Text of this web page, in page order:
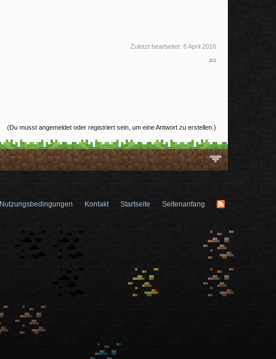
Zuletzt bearbeitet: 6 April 2016
#4
(Du musst angemeldet oder registriert sein, um eine Antwort zu erstellen.)
Nutzungsbedingungen Kontakt Startseite Seitenanfang